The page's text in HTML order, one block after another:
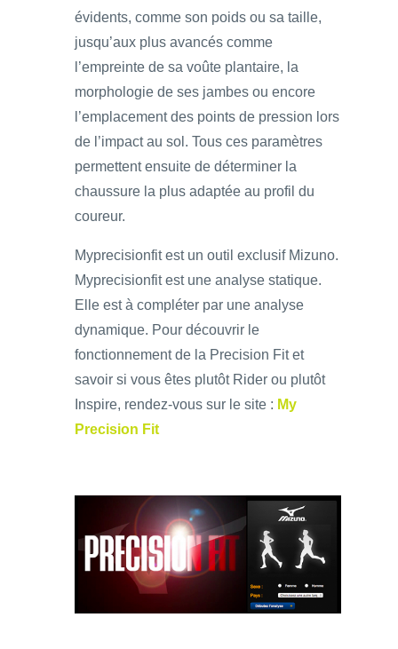
évidents, comme son poids ou sa taille,
jusqu’aux plus avancés comme
l’empreinte de sa voûte plantaire, la
morphologie de ses jambes ou encore
l’emplacement des points de pression lors
de l’impact au sol. Tous ces paramètres
permettent ensuite de déterminer la
chaussure la plus adaptée au profil du
coureur.
Myprecisionfit est un outil exclusif Mizuno.
Myprecisionfit est une analyse statique.
Elle est à compléter par une analyse
dynamique. Pour découvrir le
fonctionnement de la Precision Fit et
savoir si vous êtes plutôt Rider ou plutôt
Inspire, rendez-vous sur le site : My
Precision Fit